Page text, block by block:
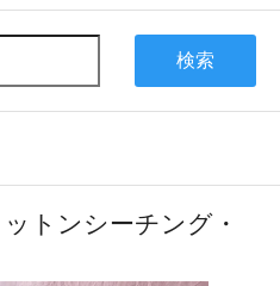
検索
トンシーチング・